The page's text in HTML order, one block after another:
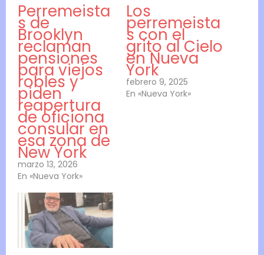
Perremeista
s de
Brooklyn
reclaman
pensiones
para viejos
robles y
piden
reapertura
de oficiona
consular en
esa zona de
New York
marzo 13, 2026
En «Nueva York»
Los
perremeista
s con el
grito al Cielo
en Nueva
York
febrero 9, 2025
En «Nueva York»